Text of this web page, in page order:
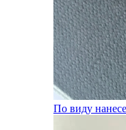
По виду